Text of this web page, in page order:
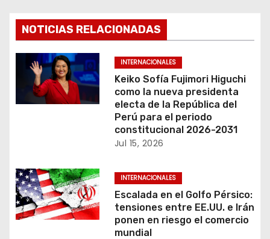
g
a
c
d
e
e
NOTICIAS RELACIONADAS
INTERNACIONALES
Keiko Sofía Fujimori Higuchi
como la nueva presidenta
electa de la República del
Perú para el periodo
constitucional 2026-2031
Jul 15, 2026
INTERNACIONALES
Escalada en el Golfo Pérsico:
tensiones entre EE.UU. e Irán
ponen en riesgo el comercio
mundial